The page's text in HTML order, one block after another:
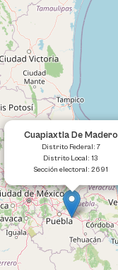
Cuapiaxtla De Madero
Distrito Federal: 7
Distrito Local: 13
Sección electoral: 2691